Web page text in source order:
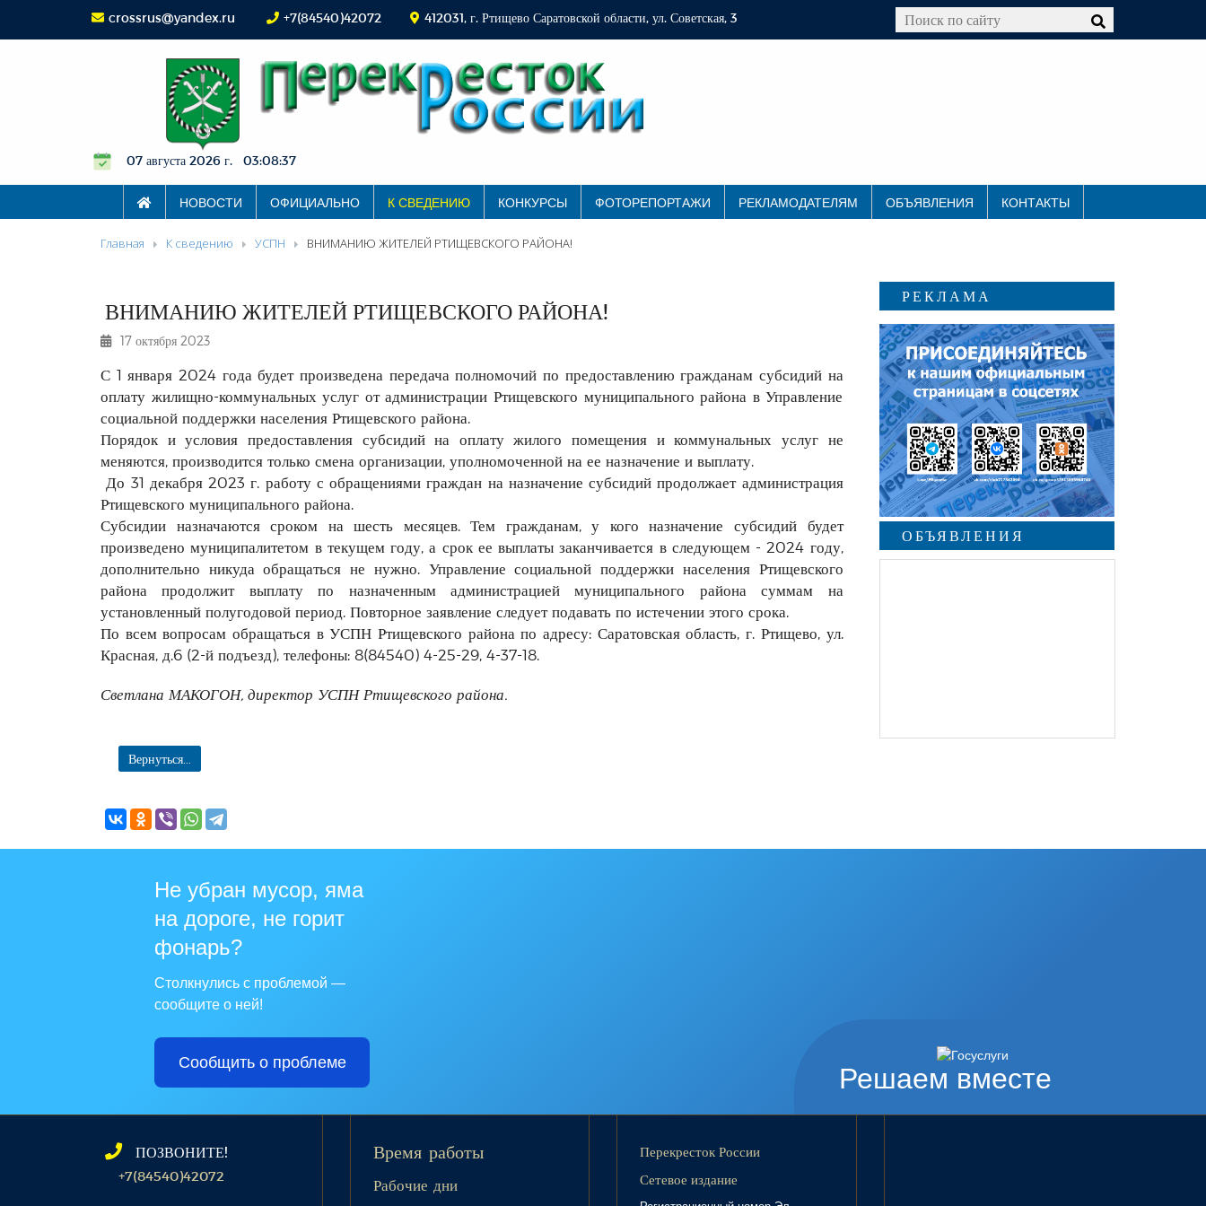
crossrus@yandex.ru +7(84540)42072 412031, г. Ртищево Саратовской области, ул. Советская, 3
07 августа 2026 г. 03:08:38
НОВОСТИ ОФИЦИАЛЬНО К СВЕДЕНИЮ КОНКУРСЫ ФОТОРЕПОРТАЖИ РЕКЛАМОДАТЕЛЯМ ОБЪЯВЛЕНИЯ КОНТАКТЫ
Главная К сведению УСПН ВНИМАНИЮ ЖИТЕЛЕЙ РТИЩЕВСКОГО РАЙОНА!
ВНИМАНИЮ ЖИТЕЛЕЙ РТИЩЕВСКОГО РАЙОНА!
17 октября 2023
С 1 января 2024 года будет произведена передача полномочий по предоставлению гражданам субсидий на
оплату жилищно-коммунальных услуг от администрации Ртищевского муниципального района в Управление
социальной поддержки населения Ртищевского района.
Порядок и условия предоставления субсидий на оплату жилого помещения и коммунальных услуг не
меняются, производится только смена организации, уполномоченной на ее назначение и выплату.
До 31 декабря 2023 г. работу с обращениями граждан на назначение субсидий продолжает администрация
Ртищевского муниципального района.
Субсидии назначаются сроком на шесть месяцев. Тем гражданам, у кого назначение субсидий будет
произведено муниципалитетом в текущем году, а срок ее выплаты заканчивается в следующем - 2024 году,
дополнительно никуда обращаться не нужно. Управление социальной поддержки населения Ртищевского
района продолжит выплату по назначенным администрацией муниципального района суммам на
установленный полугодовой период. Повторное заявление следует подавать по истечении этого срока.
По всем вопросам обращаться в УСПН Ртищевского района по адресу: Саратовская область, г. Ртищево, ул.
Красная, д.6 (2-й подъезд), телефоны: 8(84540) 4-25-29, 4-37-18.
Светлана МАКОГОН, директор УСПН Ртищевского района.
Вернуться...
РЕКЛАМА
ОБЪЯВЛЕНИЯ
Решаем вместе
Не убран мусор, яма
на дороге, не горит
фонарь?
Столкнулись с проблемой —
сообщите о ней!
Сообщить о проблеме
ПОЗВОНИТЕ!
+7(84540)42072
Время работы
Рабочие дни
Перекресток России
Сетевое издание